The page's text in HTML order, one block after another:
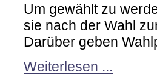
Um gewählt zu
sie nach der Wahl
Darüber geben
Weiterlesen ...